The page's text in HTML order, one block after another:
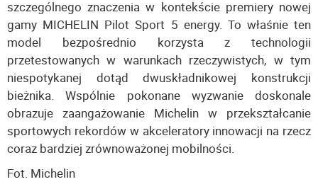
szczególnego znaczenia w kontekście premiery nowej
gamy MICHELIN Pilot Sport 5 energy. To właśnie ten
model bezpośrednio korzysta z technologii
przetestowanych w warunkach rzeczywistych, w tym
niespotykanej dotąd dwuskładnikowej konstrukcji
bieżnika. Wspólnie pokonane wyzwanie doskonale
obrazuje zaangażowanie Michelin w przekształcanie
sportowych rekordów w akceleratory innowacji na rzecz
coraz bardziej zrównoważonej mobilności.
Fot. Michelin